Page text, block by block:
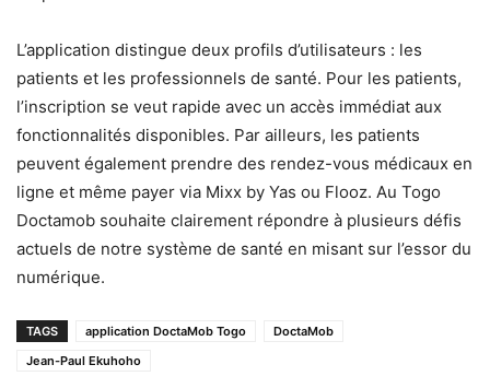
L’application distingue deux profils d’utilisateurs : les
patients et les professionnels de santé. Pour les patients,
l’inscription se veut rapide avec un accès immédiat aux
fonctionnalités disponibles. Par ailleurs, les patients
peuvent également prendre des rendez-vous médicaux en
ligne et même payer via Mixx by Yas ou Flooz. Au Togo
Doctamob souhaite clairement répondre à plusieurs défis
actuels de notre système de santé en misant sur l’essor du
numérique.
TAGS application DoctaMob Togo
DoctaMob
Jean-Paul Ekuhoho